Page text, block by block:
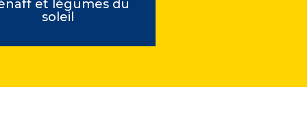
et légumes du
soleil